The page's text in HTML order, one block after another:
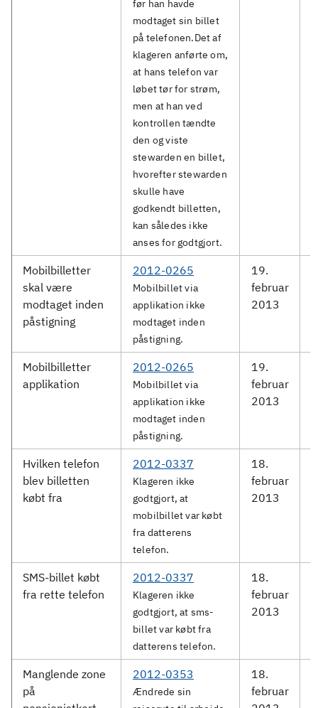
før han havde
modtaget sin billet
på telefonen.Det af
klageren anførte om,
at hans telefon var
løbet tør for strøm,
men at han ved
kontrollen tændte
den og viste
stewarden en billet,
hvorefter stewarden
skulle have
godkendt billetten,
kan således ikke
anses for godtgjort.
Mobilbilletter
skal være
modtaget inden
påstigning
2012-0265
Mobilbillet via
applikation ikke
modtaget inden
påstigning.
19.
februar
2013
Mobilbilletter
applikation
2012-0265
Mobilbillet via
applikation ikke
modtaget inden
påstigning.
19.
februar
2013
Hvilken telefon
blev billetten
købt fra
2012-0337
Klageren ikke
godtgjort, at
mobilbillet var købt
fra datterens
telefon.
18.
februar
2013
SMS-billet købt
fra rette telefon
2012-0337
Klageren ikke
godtgjort, at sms-
billet var købt fra
datterens telefon.
18.
februar
2013
Manglende zone
på
2012-0353
Ændrede sin
18.
februar